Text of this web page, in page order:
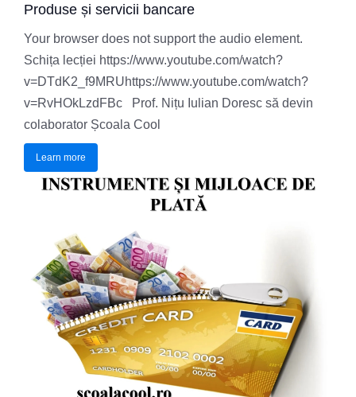
Produse și servicii bancare
Your browser does not support the audio element.
Schița lecției https://www.youtube.com/watch?
v=DTdK2_f9MRUhttps://www.youtube.com/watch?
v=RvHOkLzdFBc Prof. Nițu Iulian Doresc să devin
colaborator Școala Cool
Learn more